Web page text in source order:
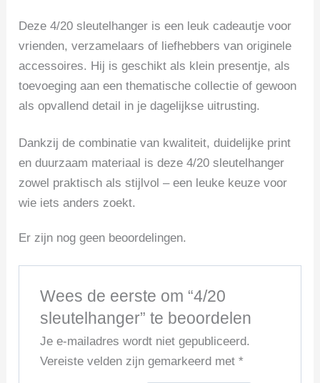
Deze 4/20 sleutelhanger is een leuk cadeautje voor
vrienden, verzamelaars of liefhebbers van originele
accessoires. Hij is geschikt als klein presentje, als
toevoeging aan een thematische collectie of gewoon
als opvallend detail in je dagelijkse uitrusting.
Dankzij de combinatie van kwaliteit, duidelijke print
en duurzaam materiaal is deze 4/20 sleutelhanger
zowel praktisch als stijlvol – een leuke keuze voor
wie iets anders zoekt.
Er zijn nog geen beoordelingen.
Wees de eerste om “4/20
sleutelhanger” te beoordelen
Je e-mailadres wordt niet gepubliceerd.
Vereiste velden zijn gemarkeerd met *